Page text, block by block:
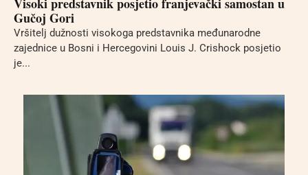
Visoki predstavnik posjetio franjevački samostan u
Gučoj Gori
Vršitelj dužnosti visokoga predstavnika međunarodne
zajednice u Bosni i Hercegovini Louis J. Crishock posjetio
je...